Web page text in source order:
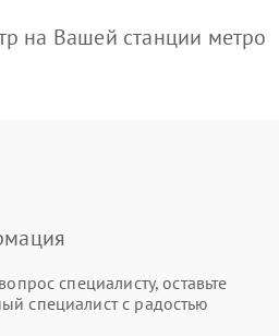
на Вашей станции метро
специалисту, оставьте
специалист с радостью